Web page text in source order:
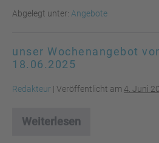
vom
19.05.
Abgelegt unter: Angebote
unser Wochenangebot
18.06.2025
Redakteur | Veröffentlicht am 4. Juni
Weiterlesen
unser